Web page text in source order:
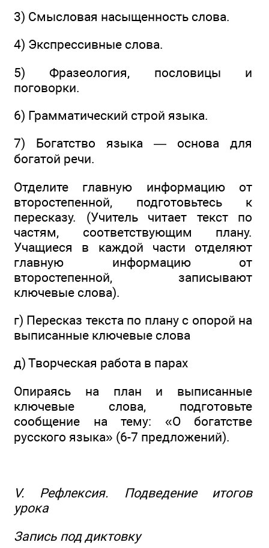
3) Смысловая насыщенность слова.
4) Экспрессивные слова.
5) Фразеология, пословицы и
поговорки.
6) Грамматический строй языка.
7) Богатство языка — основа для
богатой речи.
Отделите главную информацию от
второстепенной, подготовьтесь к
пересказу. (Учитель читает текст по
частям, соответствующим плану.
Учащиеся в каждой части отделяют
главную информацию от
второстепенной, записывают
ключевые слова).
г) Пересказ текста по плану с опорой на
выписанные ключевые слова
д) Творческая работа в парах
Опираясь на план и выписанные
ключевые слова, подготовьте
сообщение на тему: «О богатстве
русского языка» (6-7 предложений).
V. Рефлексия. Подведение итогов
урока
Запись под диктовку